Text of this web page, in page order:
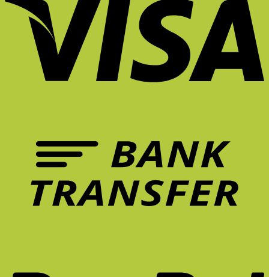
บ้าน
บ้าน
ยัง
ชีวิต
ขึ้น?
Unexpected
Theory
สำคัญ
ต่อ
ยัง
ไง
ไม่
ให้
ล้า?
ควร
หน้า
ร้อน
เพื่อ
สุขภาพ
คุ้ม
ระยะ
ยาว
ไหม?